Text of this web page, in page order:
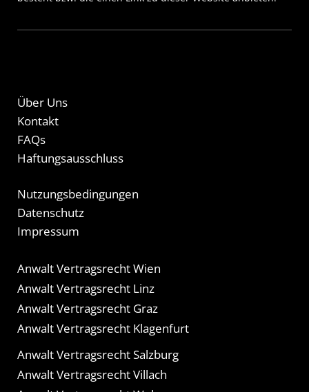
Über Uns
Kontakt
FAQs
Haftungsausschluss
Nutzungsbedingungen
Datenschutz
Impressum
Anwalt Vertragsrecht Wien
Anwalt Vertragsrecht Linz
Anwalt Vertragsrecht Graz
Anwalt Vertragsrecht Klagenfurt
Anwalt Vertragsrecht Salzburg
Anwalt Vertragsrecht Villach